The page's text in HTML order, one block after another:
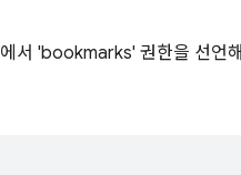
에서 'bookmarks' 권한을 선언